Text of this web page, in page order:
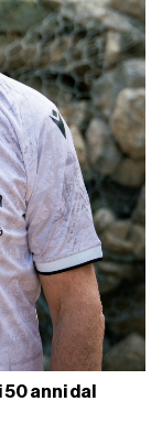
anni dal